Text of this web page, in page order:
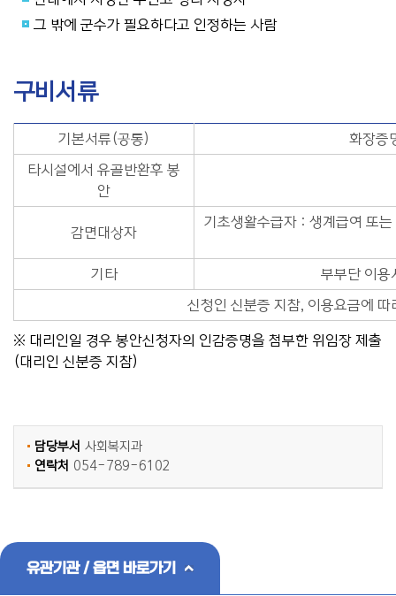
그 밖에 군수가 필요하다고 인정하는 사람
구비서류
기본서류(공통)
화장증
타시설에서 유골반환후 봉
안
감면대상자
기초생활수급자 : 생계급여 또
기타
부부단 이용
신청인 신분증 지참, 이용요금에
※ 대리인일 경우 봉안신청자의 인감증명을 첨부한 위임장 제출
(대리인 신분증 지참)
담당부서 사회복지과
연락처 054-789-6102
유관기관 / 읍면 바로가기